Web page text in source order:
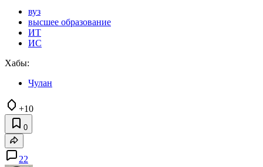
вуз
высшее образование
ИТ
ИС
Хабы:
Чулан
+10
0
22